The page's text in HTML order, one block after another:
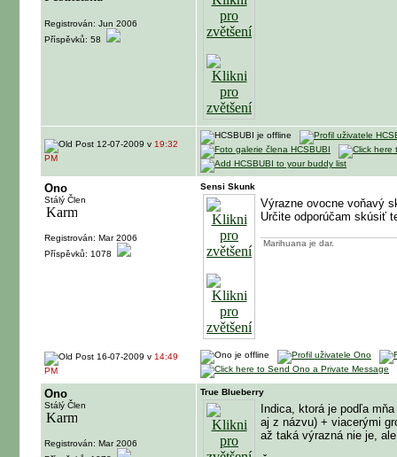
Registrován: Jun 2006
Příspěvků: 58
12-07-2009 v 19:32
PM
Ono
Stálý Člen
Registrován: Mar 2006
Příspěvků: 1078
Sensi Skunk
Výrazne ovocne voňavý
Určite odporúčam skúsiť
Marihuana je dar.
16-07-2009 v 14:49
PM
Ono
Stálý Člen
Registrován: Mar 2006
True Blueberry
Indica, ktorá je podľa
aj z názvu) + viacerými
až taká výrazná nie je,